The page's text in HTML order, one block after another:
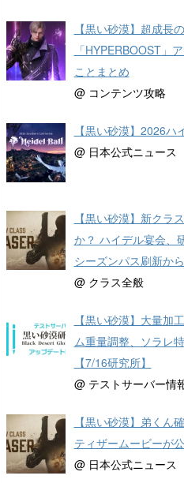
【黒い砂漠】超成長の
「HYPERBOOST」
ことまとめ
@ コンテンツ攻略
【黒い砂漠】2026ハ
@ 日本公式ニュース
【黒い砂漠】新クラ
か？ ハイデル宴会、
シーズンパス刷新か
@ クラス全般
【黒い砂漠】大量加
ム重量調整、ソラレ
【7/16研究所】
@ テストサーバー情
【黒い砂漠】弟くん
ティザームービーが
@ 日本公式ニュース